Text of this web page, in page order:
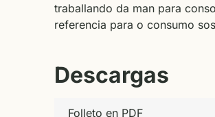
traballando da man para
referencia para o consumo
Descargas
Folleto en PDF